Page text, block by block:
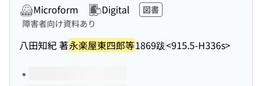
Microform Digital
図書
障害者向け資料あり
八田知紀 著永楽屋東四郎等1869跋<915.5-H336s>
Volumes of this title